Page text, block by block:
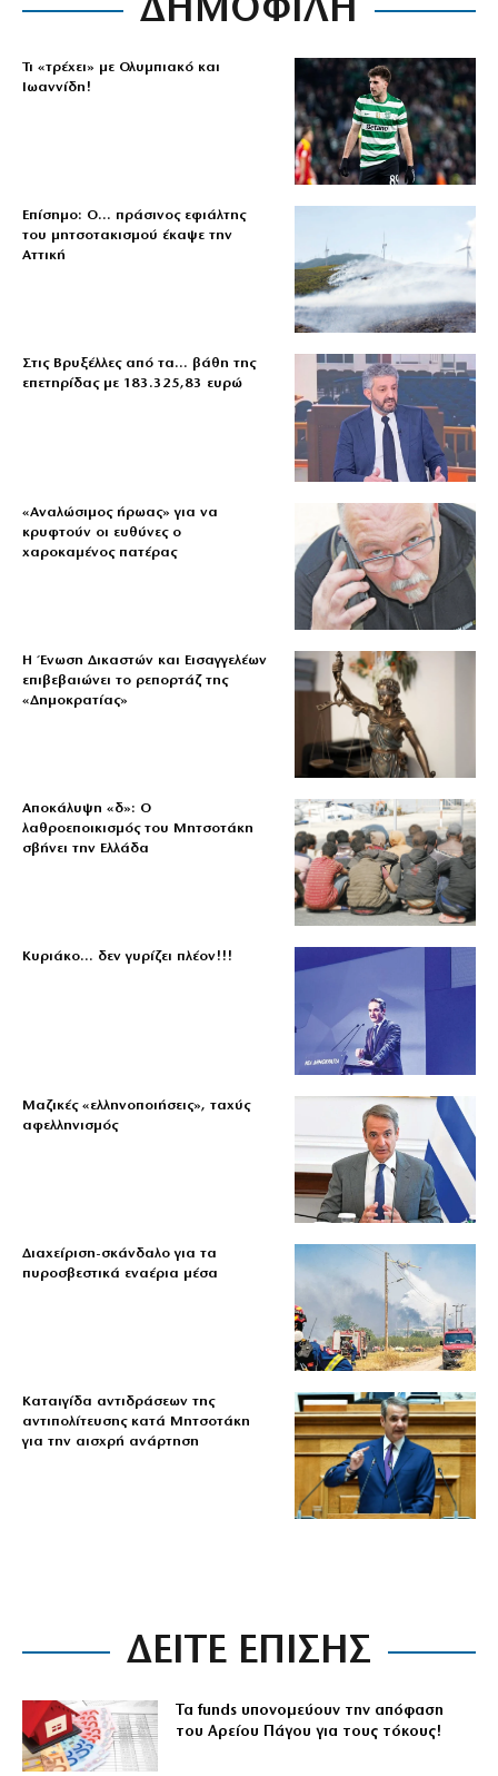
ΔΗΜΟΦΙΛΗ
Τι «τρέχει» με Ολυμπιακό και
Ιωαννίδη!
Επίσημο: Ο… πράσινος εφιάλτης
του μητσοτακισμού έκαψε την
Αττική
Στις Βρυξέλλες από τα… βάθη της
επετηρίδας με 183.325,83 ευρώ
«Aναλώσιμος ήρωας» για να
κρυφτούν οι ευθύνες ο
χαροκαμένος πατέρας
Η Ένωση Δικαστών και Εισαγγελέων
επιβεβαιώνει το ρεπορτάζ της
«Δημοκρατίας»
Αποκάλυψη «δ»: Ο
λαθροεποικισμός του Μητσοτάκη
σβήνει την Ελλάδα
Κυριάκο… δεν γυρίζει πλέον!!!
Μαζικές «ελληνοποιήσεις», ταχύς
αφελληνισμός
Διαχείριση-σκάνδαλο για τα
πυροσβεστικά εναέρια μέσα
Καταιγίδα αντιδράσεων της
αντιπολίτευσης κατά Μητσοτάκη
για την αισχρή ανάρτηση
ΔΕΙΤΕ ΕΠΙΣΗΣ
Τα funds υπονομεύουν την απόφαση
του Αρείου Πάγου για τους τόκους!